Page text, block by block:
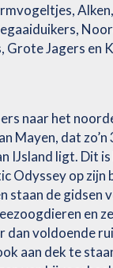
Jagers en
naar het
Mayen, dat
IJsland ligt. Dit
Odyssey op zijn
staan de gidsen
en
dan voldoende
aan dek te